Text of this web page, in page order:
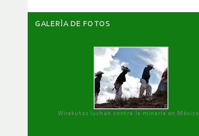
GALERÌA DE FOTOS
Wirakutas luchan contra la minería en México